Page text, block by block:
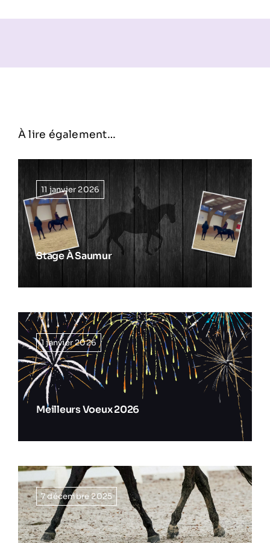
À lire également…
11 janvier 2026
Stage À Saumur
1 janvier 2026
Meilleurs Voeux 2026
7 décembre 2025